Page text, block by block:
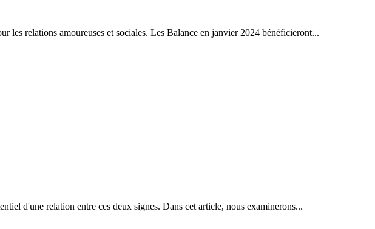
les relations amoureuses et sociales. Les Balance en janvier 2024 bénéficieront...
d'une relation entre ces deux signes. Dans cet article, nous examinerons...